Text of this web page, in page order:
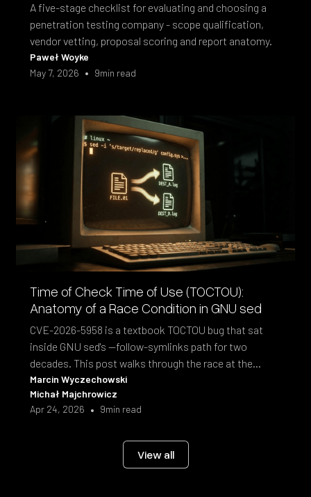
A five-stage checklist for evaluating and choosing a
penetration testing company - scope qualification,
vendor vetting, proposal scoring and report anatomy.
Paweł Woyke
May 7, 2026 • 9min read
Time of Check Time of Use (TOCTOU):
Anatomy of a Race Condition in GNU sed
CVE-2026-5958 is a textbook TOCTOU bug that sat
inside GNU sed's --follow-symlinks path for two
decades. This post walks through the race at the
syscall level and the fix shipped in sed 4.10.
Marcin Wyczechowski
Michał Majchrowicz
Apr 24, 2026 • 9min read
View all